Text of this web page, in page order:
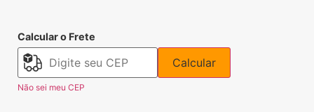
Calcular o Frete
Calcular
Não sei meu CEP